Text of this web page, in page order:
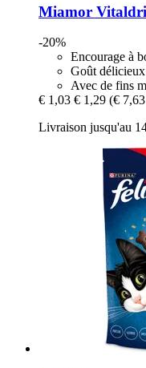
Miamor
-20%
Encourage à
Goût délicieux
Avec de fins
€ 1,03 € 1,29 (€
Livraison jusqu'au